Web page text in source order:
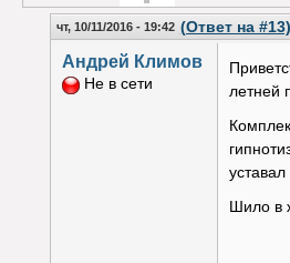
Голос за!
чт, 10/11/2016 - 19:42 (Ответ на #13)
Андрей Климов
Не в сети
летней
Шило в